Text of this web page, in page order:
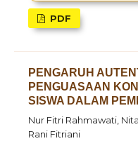
PDF
PENGARUH
PENGUASAAN
SISWA DALAM
Nur Fitri Rahmawati,
Rani Fitriani